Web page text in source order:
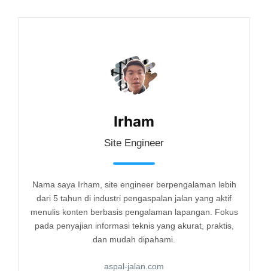
Irham
Site Engineer
Nama saya Irham, site engineer berpengalaman lebih
dari 5 tahun di industri pengaspalan jalan yang aktif
menulis konten berbasis pengalaman lapangan. Fokus
pada penyajian informasi teknis yang akurat, praktis,
dan mudah dipahami.
aspal-jalan.com